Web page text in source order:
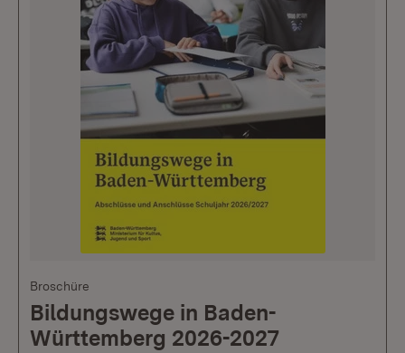
Broschüre
Bildungswege in Baden-
Württemberg 2026-2027